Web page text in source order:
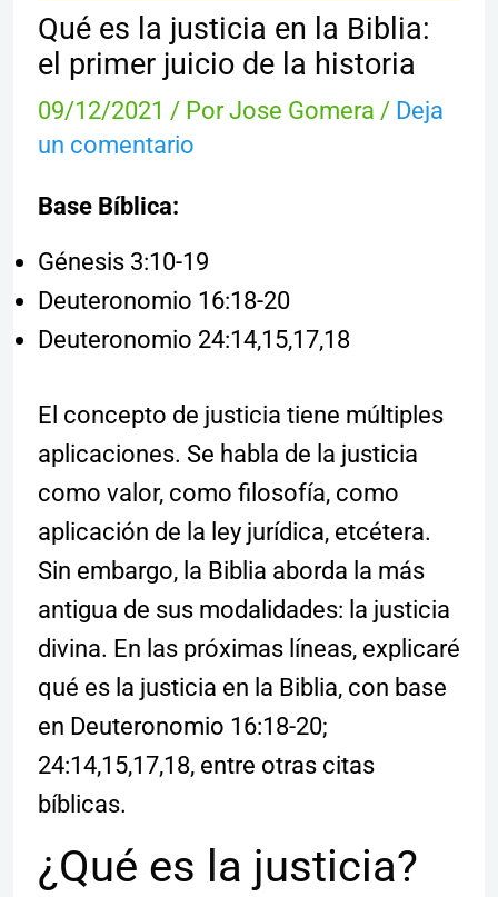
Qué es la justicia en la Biblia:
el primer juicio de la historia
09/12/2021 / PorJose Gomera / Deja
un comentario
Base Bíblica:
Génesis 3:10-19
Deuteronomio 16:18-20
Deuteronomio 24:14,15,17,18
El concepto de justicia tiene múltiples
aplicaciones. Se habla de la justicia
como valor, como filosofía, como
aplicación de la ley jurídica, etcétera.
Sin embargo, la Biblia aborda la más
antigua de sus modalidades: la justicia
divina. En las próximas líneas, explicaré
qué es la justicia en la Biblia, con base
en Deuteronomio 16:18-20;
24:14,15,17,18, entre otras citas
bíblicas.
¿Qué es la justicia?